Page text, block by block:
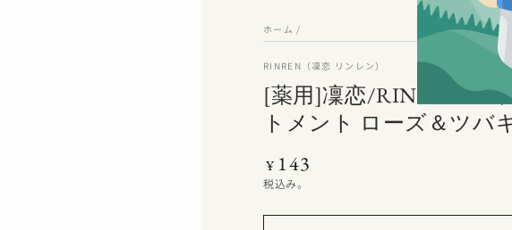
ホーム /
RINREN（凜恋 リンレン）
[薬用]凜恋/RINREN シ
トメント ローズ＆ツバ
定
価
¥ 143
税込み。